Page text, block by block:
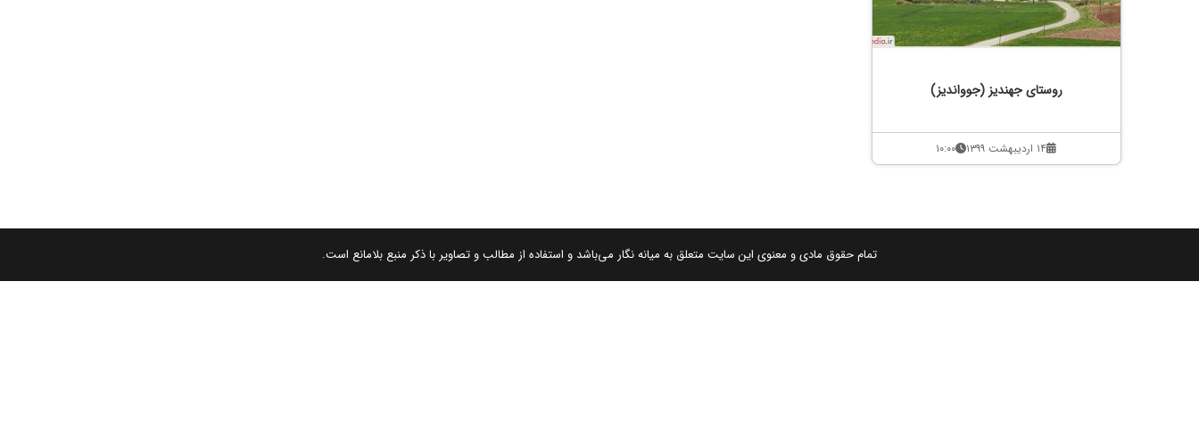
روستای جهندیز (جوواندیز)
۱۴ اردیبهشت ۱۳۹۹ ۱۰:۰۰
تمام حقوق مادی و معنوی این سایت متعلق به میانه نگار می‌باشد و استفاده از مطالب و تصاویر با ذکر منبع بلامانع است.